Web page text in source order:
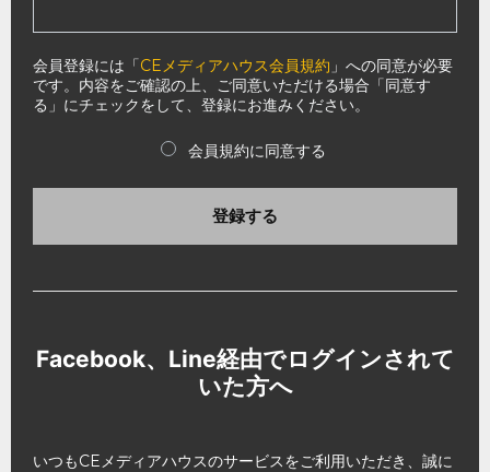
会員登録には「CEメディアハウス会員規約 」への同意が必要
です。内容をご確認の上、ご同意いただける場合「同意す
る」にチェックをして、登録にお進みください。
会員規約に同意する
登録する
Facebook、Line経由でログインされて
いた方へ
いつもCEメディアハウスのサービスをご利用いただき、誠に